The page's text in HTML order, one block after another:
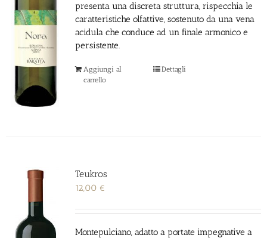
presenta una discreta struttura, rispecchia le
caratteristiche olfattive, sostenuto da una vena
acidula che conduce ad un finale armonico e
persistente.
Aggiungi al
carrello
Dettagli
Teukros
12,00 €
Montepulciano, adatto a portate impegnative a